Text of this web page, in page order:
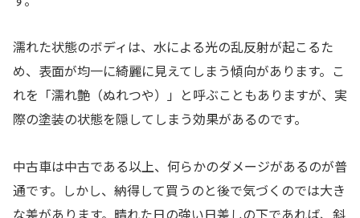
濡れた状態のボディは、水による光の乱反射が起こるた
め、表面が均一に綺麗に見えてしまう傾向があります。こ
れを「濡れ艶（ぬれつや）」と呼ぶこともありますが、実
際の塗装の状態を隠してしまう効果があるのです。
中古車は中古である以上、何らかのダメージがあるのが普
通です。しかし、納得して買うのと後で気づくのでは大き